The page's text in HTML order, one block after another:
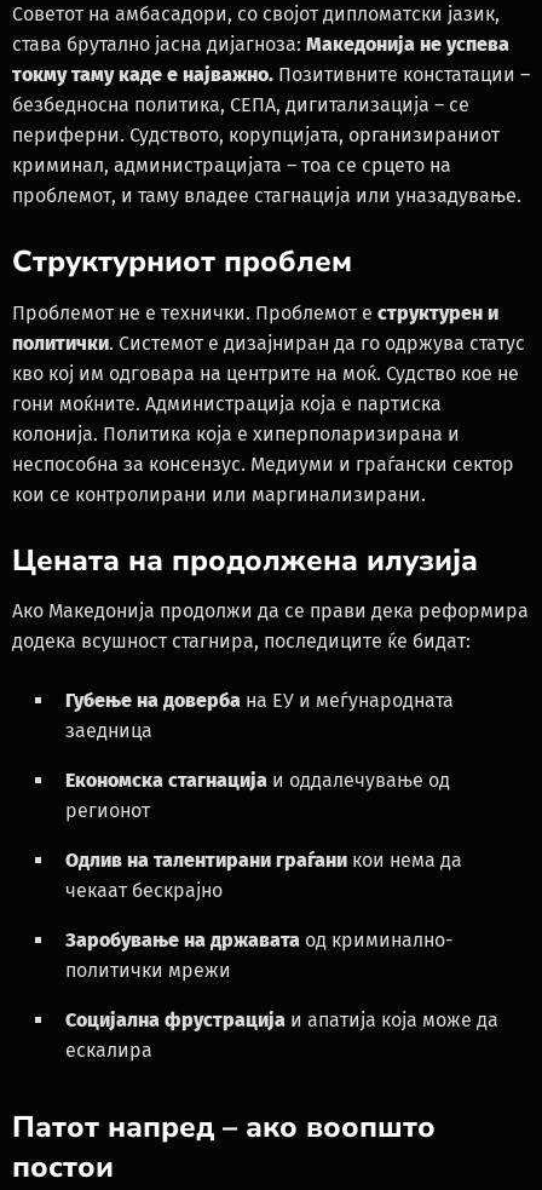
Советот на амбасадори, со својот дипломатски јазик,
става брутално јасна дијагноза: Македонија не успева
токму таму каде е најважно. Позитивните констатации –
безбедносна политика, СЕПА, дигитализација – се
периферни. Судството, корупцијата, организираниот
криминал, администрацијата – тоа се срцето на
проблемот, и таму владее стагнација или уназадување.
Структурниот проблем
Проблемот не е технички. Проблемот е структурен и
политички. Системот е дизајниран да го одржува статус
кво кој им одговара на центрите на моќ. Судство кое не
гони моќните. Администрација која е партиска
колонија. Политика која е хиперполаризирана и
неспособна за консензус. Медиуми и граѓански сектор
кои се контролирани или маргинализирани.
Цената на продолжена илузија
Ако Македонија продолжи да се прави дека реформира
додека всушност стагнира, последиците ќе бидат:
Губење на доверба на ЕУ и меѓународната
заедница
Економска стагнација и оддалечување од
регионот
Одлив на талентирани граѓани кои нема да
чекаат бескрајно
Заробување на државата од криминално-
политички мрежи
Социјална фрустрација и апатија која може да
ескалира
Патот напред – ако воопшто
постои